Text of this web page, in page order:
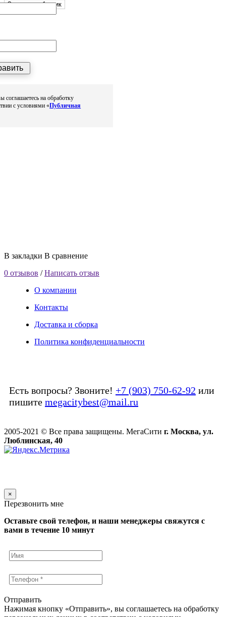
Заказать в 1 клик
на обработку
с условиями «Публичная
В закладки В сравнение
0 отзывов /Написать отзыв
О компании
Контакты
Доставка и сборка
Политика конфиденциальности
Есть вопросы? Звоните! +7 (903) 750-62-92 или
пишите megacitybest@mail.ru
2005-2021 © Все права защищены. МегаСити г. Москва, ул.
Люблинская, 40
×
Перезвонить мне
Оставьте свой телефон, и наши менеджеры свяжутся с
вами в течение 10 минут
Отправить
Нажимая кнопку «Отправить», вы соглашаетесь на обработку